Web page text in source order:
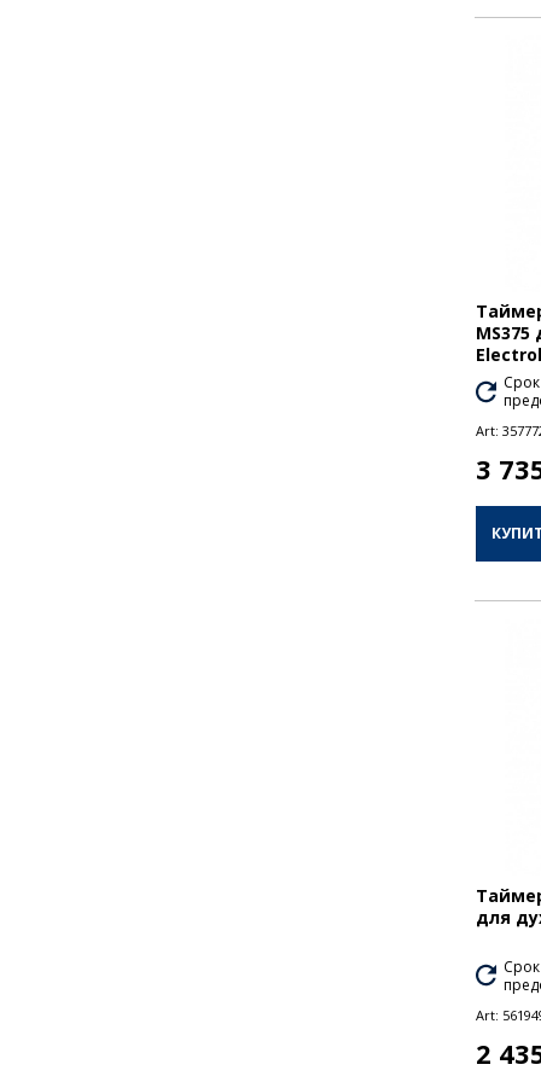
Art:
3
для
Art:
2